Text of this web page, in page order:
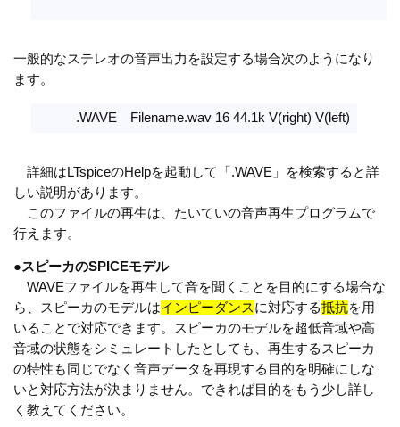
一般的なステレオの音声出力を設定する場合次のようになり
ます。
.WAVE Filename.wav 16 44.1k V(right) V(left)
詳細はLTspiceのHelpを起動して「.WAVE」を検索すると詳
しい説明があります。
このファイルの再生は、たいていの音声再生プログラムで
行えます。
●スピーカのSPICEモデル
WAVEファイルを再生して音を聞くことを目的にする場合な
ら、スピーカのモデルはインピーダンスに対応する抵抗を用
いることで対応できます。スピーカのモデルを超低音域や高
音域の状態をシミュレートしたとしても、再生するスピーカ
の特性も同じでなく音声データを再現する目的を明確にしな
いと対応方法が決まりません。できれば目的をもう少し詳し
く教えてください。